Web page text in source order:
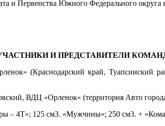
И ПРЕДСТАВИТЕЛИ
(Краснодарский край, Туапсинский
ВДЦ «Орленок» (территория Авто
– 4Т»; 125 см3. «Мужчины»; 250 см3. +